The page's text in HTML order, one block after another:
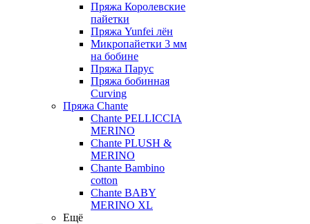
Пряжа Королевские
пайетки
Пряжа Yunfei лён
Микропайетки 3 мм
на бобине
Пряжа Парус
Пряжа бобинная
Curving
Пряжа Chante
Chante PELLICCIA
MERINO
Chante PLUSH &
MERINO
Chante Bambino
cotton
Chante BABY
MERINO XL
Ещё